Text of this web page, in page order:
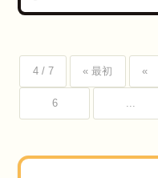
4 / 7 « 最初 «
6 ...